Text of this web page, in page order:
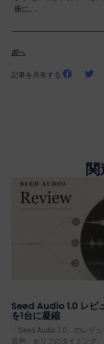
座に。.
前へ
記事を共有する
Seed Audio 1.0 レビ
を1台に凝縮
「Seed Audio 1.0」のレビ
音声、セリフのタイミング